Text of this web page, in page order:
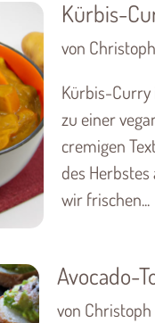
Kürbis-
von
Kürbis-Curry
zu einer
cremigen
des
wir frischen...
Avocado-
von